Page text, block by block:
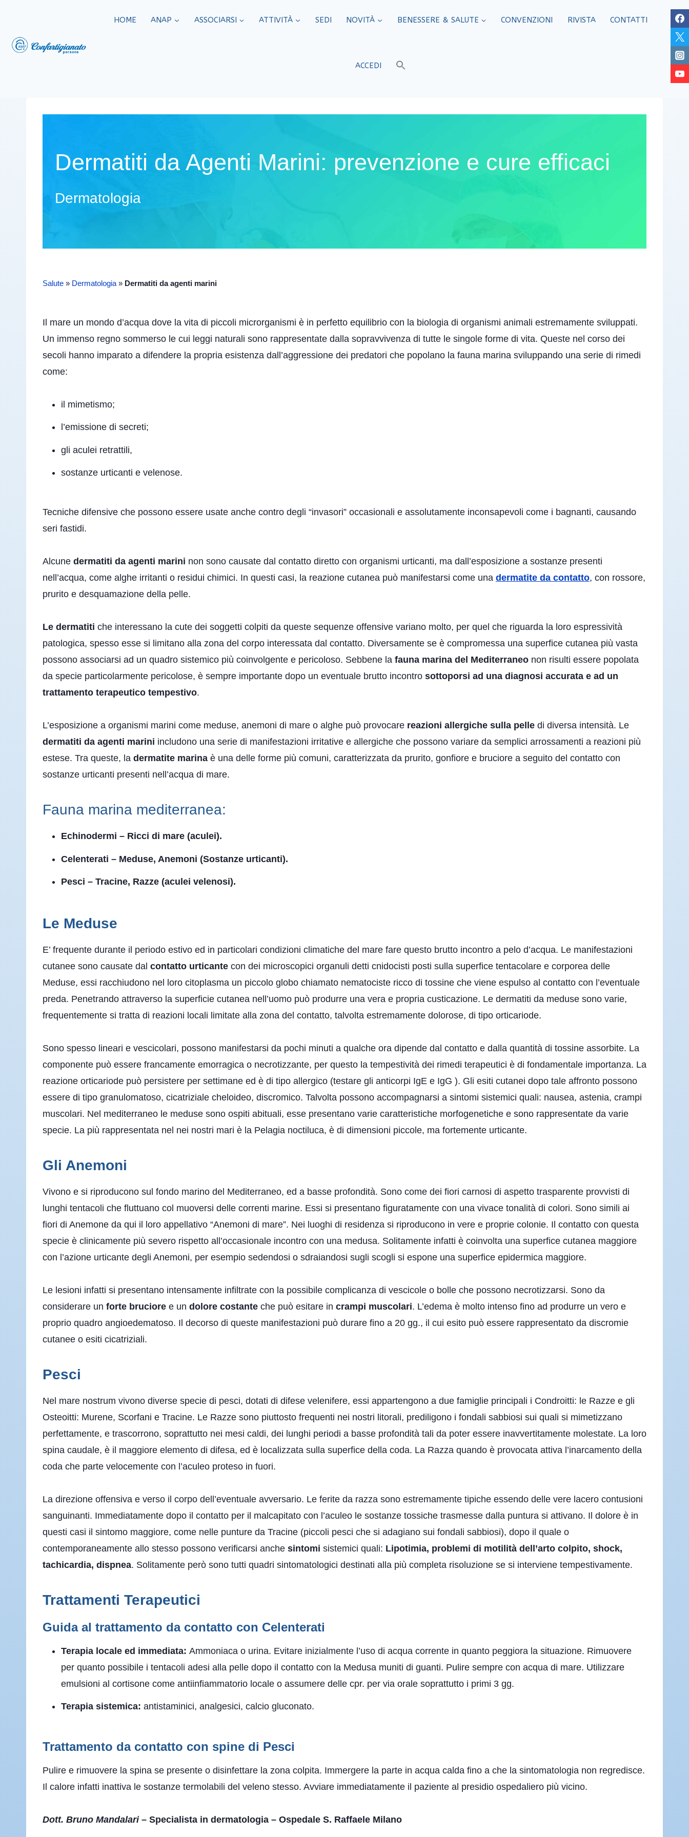
HOME ANAP ASSOCIARSI ATTIVITÀ SEDI​ NOVITÀ BENESSERE & SALUTE CONVENZIONI RIVISTA CONTATTI
ACCEDI
Dermatiti da Agenti Marini: prevenzione e cure efficaci
Dermatologia
Salute » Dermatologia » Dermatiti da agenti marini
Il mare un mondo d’acqua dove la vita di piccoli microrganismi è in perfetto equilibrio con la biologia di organismi animali estremamente sviluppati.
Un immenso regno sommerso le cui leggi naturali sono rappresentate dalla sopravvivenza di tutte le singole forme di vita. Queste nel corso dei
secoli hanno imparato a difendere la propria esistenza dall’aggressione dei predatori che popolano la fauna marina sviluppando una serie di rimedi
come:
il mimetismo;
l’emissione di secreti;
gli aculei retrattili,
sostanze urticanti e velenose.
Tecniche difensive che possono essere usate anche contro degli “invasori” occasionali e assolutamente inconsapevoli come i bagnanti, causando
seri fastidi.
Alcune dermatiti da agenti marini non sono causate dal contatto diretto con organismi urticanti, ma dall’esposizione a sostanze presenti
nell’acqua, come alghe irritanti o residui chimici. In questi casi, la reazione cutanea può manifestarsi come una dermatite da contatto, con rossore,
prurito e desquamazione della pelle.
Le dermatiti che interessano la cute dei soggetti colpiti da queste sequenze offensive variano molto, per quel che riguarda la loro espressività
patologica, spesso esse si limitano alla zona del corpo interessata dal contatto. Diversamente se è compromessa una superfice cutanea più vasta
possono associarsi ad un quadro sistemico più coinvolgente e pericoloso. Sebbene la fauna marina del Mediterraneo non risulti essere popolata
da specie particolarmente pericolose, è sempre importante dopo un eventuale brutto incontro sottoporsi ad una diagnosi accurata e ad un
trattamento terapeutico tempestivo.
L’esposizione a organismi marini come meduse, anemoni di mare o alghe può provocare reazioni allergiche sulla pelle di diversa intensità. Le
dermatiti da agenti marini includono una serie di manifestazioni irritative e allergiche che possono variare da semplici arrossamenti a reazioni più
estese. Tra queste, la dermatite marina è una delle forme più comuni, caratterizzata da prurito, gonfiore e bruciore a seguito del contatto con
sostanze urticanti presenti nell’acqua di mare.
Fauna marina mediterranea:
Echinodermi – Ricci di mare (aculei).
Celenterati – Meduse, Anemoni (Sostanze urticanti).
Pesci – Tracine, Razze (aculei velenosi).
Le Meduse
E’ frequente durante il periodo estivo ed in particolari condizioni climatiche del mare fare questo brutto incontro a pelo d’acqua. Le manifestazioni
cutanee sono causate dal contatto urticante con dei microscopici organuli detti cnidocisti posti sulla superfice tentacolare e corporea delle
Meduse, essi racchiudono nel loro citoplasma un piccolo globo chiamato nematociste ricco di tossine che viene espulso al contatto con l’eventuale
preda. Penetrando attraverso la superficie cutanea nell’uomo può produrre una vera e propria custicazione. Le dermatiti da meduse sono varie,
frequentemente si tratta di reazioni locali limitate alla zona del contatto, talvolta estremamente dolorose, di tipo orticariode.
Sono spesso lineari e vescicolari, possono manifestarsi da pochi minuti a qualche ora dipende dal contatto e dalla quantità di tossine assorbite. La
componente può essere francamente emorragica o necrotizzante, per questo la tempestività dei rimedi terapeutici è di fondamentale importanza. La
reazione orticariode può persistere per settimane ed è di tipo allergico (testare gli anticorpi IgE e IgG ). Gli esiti cutanei dopo tale affronto possono
essere di tipo granulomatoso, cicatriziale cheloideo, discromico. Talvolta possono accompagnarsi a sintomi sistemici quali: nausea, astenia, crampi
muscolari. Nel mediterraneo le meduse sono ospiti abituali, esse presentano varie caratteristiche morfogenetiche e sono rappresentate da varie
specie. La più rappresentata nel nei nostri mari è la Pelagia noctiluca, è di dimensioni piccole, ma fortemente urticante.
Gli Anemoni
Vivono e si riproducono sul fondo marino del Mediterraneo, ed a basse profondità. Sono come dei fiori carnosi di aspetto trasparente provvisti di
lunghi tentacoli che fluttuano col muoversi delle correnti marine. Essi si presentano figuratamente con una vivace tonalità di colori. Sono simili ai
fiori di Anemone da qui il loro appellativo “Anemoni di mare”. Nei luoghi di residenza si riproducono in vere e proprie colonie. Il contatto con questa
specie è clinicamente più severo rispetto all’occasionale incontro con una medusa. Solitamente infatti è coinvolta una superfice cutanea maggiore
con l’azione urticante degli Anemoni, per esempio sedendosi o sdraiandosi sugli scogli si espone una superfice epidermica maggiore.
Le lesioni infatti si presentano intensamente infiltrate con la possibile complicanza di vescicole o bolle che possono necrotizzarsi. Sono da
considerare un forte bruciore e un dolore costante che può esitare in crampi muscolari. L’edema è molto intenso fino ad produrre un vero e
proprio quadro angioedematoso. Il decorso di queste manifestazioni può durare fino a 20 gg., il cui esito può essere rappresentato da discromie
cutanee o esiti cicatriziali.
Pesci
Nel mare nostrum vivono diverse specie di pesci, dotati di difese velenifere, essi appartengono a due famiglie principali i Condroitti: le Razze e gli
Osteoitti: Murene, Scorfani e Tracine. Le Razze sono piuttosto frequenti nei nostri litorali, prediligono i fondali sabbiosi sui quali si mimetizzano
perfettamente, e trascorrono, soprattutto nei mesi caldi, dei lunghi periodi a basse profondità tali da poter essere inavvertitamente molestate. La loro
spina caudale, è il maggiore elemento di difesa, ed è localizzata sulla superfice della coda. La Razza quando è provocata attiva l’inarcamento della
coda che parte velocemente con l’aculeo proteso in fuori.
La direzione offensiva e verso il corpo dell’eventuale avversario. Le ferite da razza sono estremamente tipiche essendo delle vere lacero contusioni
sanguinanti. Immediatamente dopo il contatto per il malcapitato con l’aculeo le sostanze tossiche trasmesse dalla puntura si attivano. Il dolore è in
questi casi il sintomo maggiore, come nelle punture da Tracine (piccoli pesci che si adagiano sui fondali sabbiosi), dopo il quale o
contemporaneamente allo stesso possono verificarsi anche sintomi sistemici quali: Lipotimia, problemi di motilità dell’arto colpito, shock,
tachicardia, dispnea. Solitamente però sono tutti quadri sintomatologici destinati alla più completa risoluzione se si interviene tempestivamente.
Trattamenti Terapeutici
Guida al trattamento da contatto con Celenterati
Terapia locale ed immediata: Ammoniaca o urina. Evitare inizialmente l’uso di acqua corrente in quanto peggiora la situazione. Rimuovere
per quanto possibile i tentacoli adesi alla pelle dopo il contatto con la Medusa muniti di guanti. Pulire sempre con acqua di mare. Utilizzare
emulsioni al cortisone come antiinfiammatorio locale o assumere delle cpr. per via orale soprattutto i primi 3 gg.
Terapia sistemica: antistaminici, analgesici, calcio gluconato.
Trattamento da contatto con spine di Pesci
Pulire e rimuovere la spina se presente o disinfettare la zona colpita. Immergere la parte in acqua calda fino a che la sintomatologia non regredisce.
Il calore infatti inattiva le sostanze termolabili del veleno stesso. Avviare immediatamente il paziente al presidio ospedaliero più vicino.
Dott. Bruno Mandalari– Specialista in dermatologia – Ospedale S. Raffaele Milano